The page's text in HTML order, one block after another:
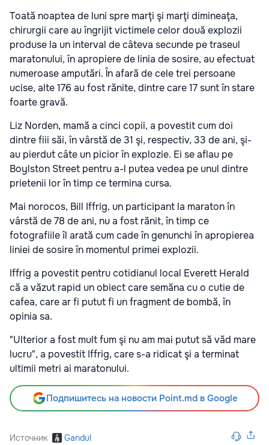
Toată noaptea de luni spre marţi şi marţi dimineaţa,
chirurgii care au îngrijit victimele celor două explozii
produse la un interval de câteva secunde pe traseul
maratonului, în apropiere de linia de sosire, au efectuat
numeroase amputări. În afară de cele trei persoane
ucise, alte 176 au fost rănite, dintre care 17 sunt în stare
foarte gravă.
Liz Norden, mamă a cinci copii, a povestit cum doi
dintre fiii săi, în vârstă de 31 şi, respectiv, 33 de ani, şi-
au pierdut câte un picior în explozie. Ei se aflau pe
Boylston Street pentru a-l putea vedea pe unul dintre
prietenii lor în timp ce termina cursa.
Mai norocos, Bill Iffrig, un participant la maraton în
vârstă de 78 de ani, nu a fost rănit, în timp ce
fotografiile îl arată cum cade în genunchi în apropierea
liniei de sosire în momentul primei explozii.
Iffrig a povestit pentru cotidianul local Everett Herald
că a văzut rapid un obiect care semăna cu o cutie de
cafea, care ar fi putut fi un fragment de bombă, în
opinia sa.
"Ulterior a fost mult fum şi nu am mai putut să văd mare
lucru", a povestit Iffrig, care s-a ridicat şi a terminat
ultimii metri ai maratonului.
Подпишитесь на новости Point.md в Google
Источник Gandul